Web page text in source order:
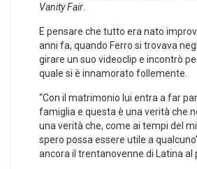
Vanity Fair.
E pensare che tutto era nato
anni fa, quando Ferro si trovava
girare un suo videoclip e incontrò
quale si è innamorato follemente.
“Con il matrimonio lui entra a far
famiglia e questa è una verità che
una verità che, come ai tempi del
spero possa essere utile a
ancora il trentanovenne di Latina al